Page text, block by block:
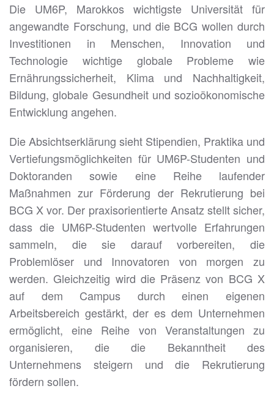
Die UM6P, Marokkos wichtigste Universität für
angewandte Forschung, und die BCG wollen durch
Investitionen in Menschen, Innovation und
Technologie wichtige globale Probleme wie
Ernährungssicherheit, Klima und Nachhaltigkeit,
Bildung, globale Gesundheit und sozioökonomische
Entwicklung angehen.
Die Absichtserklärung sieht Stipendien, Praktika und
Vertiefungsmöglichkeiten für UM6P-Studenten und
Doktoranden sowie eine Reihe laufender
Maßnahmen zur Förderung der Rekrutierung bei
BCG X vor. Der praxisorientierte Ansatz stellt sicher,
dass die UM6P-Studenten wertvolle Erfahrungen
sammeln, die sie darauf vorbereiten, die
Problemlöser und Innovatoren von morgen zu
werden. Gleichzeitig wird die Präsenz von BCG X
auf dem Campus durch einen eigenen
Arbeitsbereich gestärkt, der es dem Unternehmen
ermöglicht, eine Reihe von Veranstaltungen zu
organisieren, die die Bekanntheit des
Unternehmens steigern und die Rekrutierung
fördern sollen.